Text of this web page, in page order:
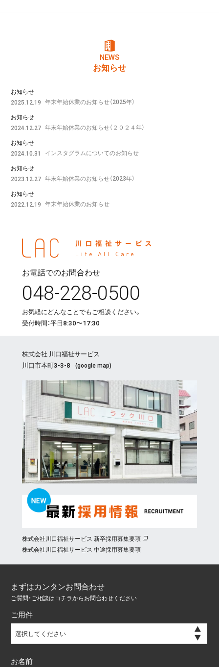
NEWS
お知らせ
2025.12.19
お知らせ
年末年始休業のお知らせ（2025年）
2024.12.27
お知らせ
年末年始休業のお知らせ（２０２４年）
2024.10.31
お知らせ
インスタグラムについてのお知らせ
2023.12.27
お知らせ
年末年始休業のお知らせ（2023年）
2022.12.19
お知らせ
年末年始休業のお知らせ
お電話でのお問合わせ
048-228-0500
お気軽にどんなことでもご相談ください。
受付時間：平日8:30〜17:30
株式会社 川口福祉サービス
川口市本町3-3-8
(google map)
株式会社川口福祉サービス 新卒採用募集要項
株式会社川口福祉サービス 中途採用募集要項
まずはカンタンお問合わせ
ご質問・ご相談はコチラからお問合わせください
ご用件
選択してください
お名前